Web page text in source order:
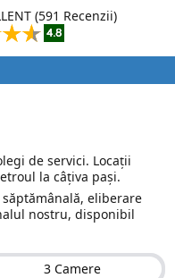
(591 Recenzii)
de servici. Locații
la câțiva pași.
eliberare
nostru, disponibil
3 Camere